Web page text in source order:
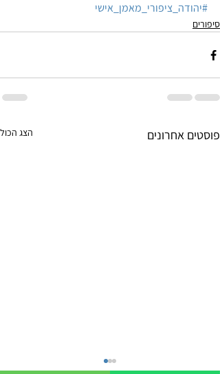
#יהודה_ציפורי_מאמן_אישי
סיפורים
פוסטים אחרונים הצג הכול